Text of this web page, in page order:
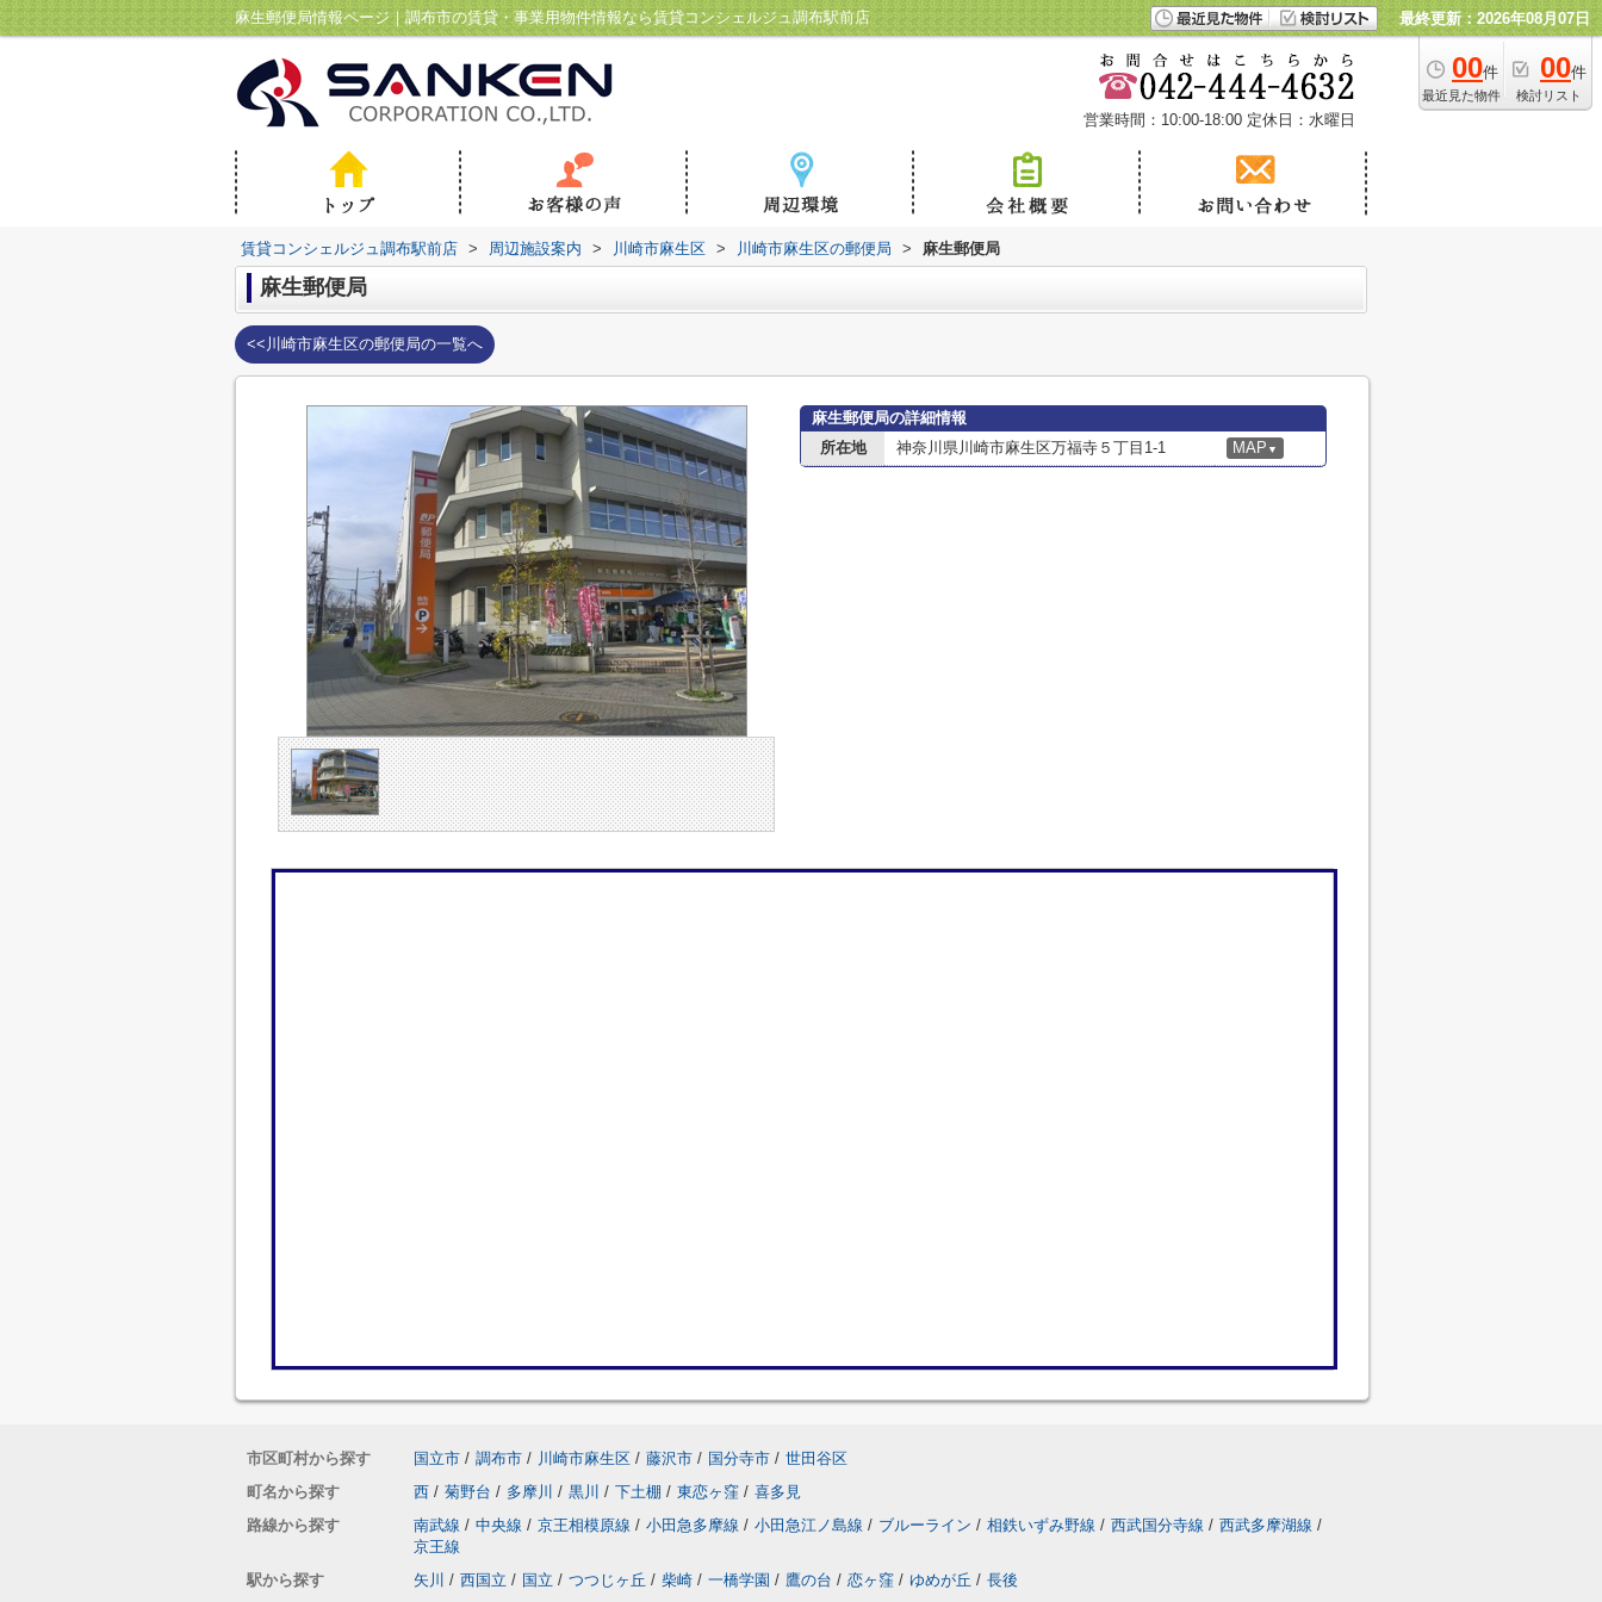
麻生郵便局情報ページ｜調布市の賃貸・事業用物件情報なら賃貸コンシェルジュ調布駅前店 最終更新：2026年08月07日
00件
最近見た物件
00件
検討リスト
営業時間：10:00-18:00 定休日：水曜日
賃貸コンシェルジュ調布駅前店 > 周辺施設案内 > 川崎市麻生区 > 川崎市麻生区の郵便局 > 麻生郵便局
麻生郵便局
<<川崎市麻生区の郵便局の一覧へ
麻生郵便局の詳細情報
所在地
神奈川県川崎市麻生区万福寺５丁目1-1 MAP ▼
市区町村から探す 国立市 / 調布市 / 川崎市麻生区 / 藤沢市 / 国分寺市 / 世田谷区
町名から探す
西 / 菊野台 / 多摩川 / 黒川 / 下土棚 / 東恋ヶ窪 / 喜多見
路線から探す
南武線 / 中央線 / 京王相模原線 / 小田急多摩線 / 小田急江ノ島線 / ブルーライン / 相鉄いずみ野線 / 西武国分寺線 / 西武多摩湖線 /
京王線
駅から探す
矢川 / 西国立 / 国立 / つつじヶ丘 / 柴崎 / 一橋学園 / 鷹の台 / 恋ヶ窪 / ゆめが丘 / 長後